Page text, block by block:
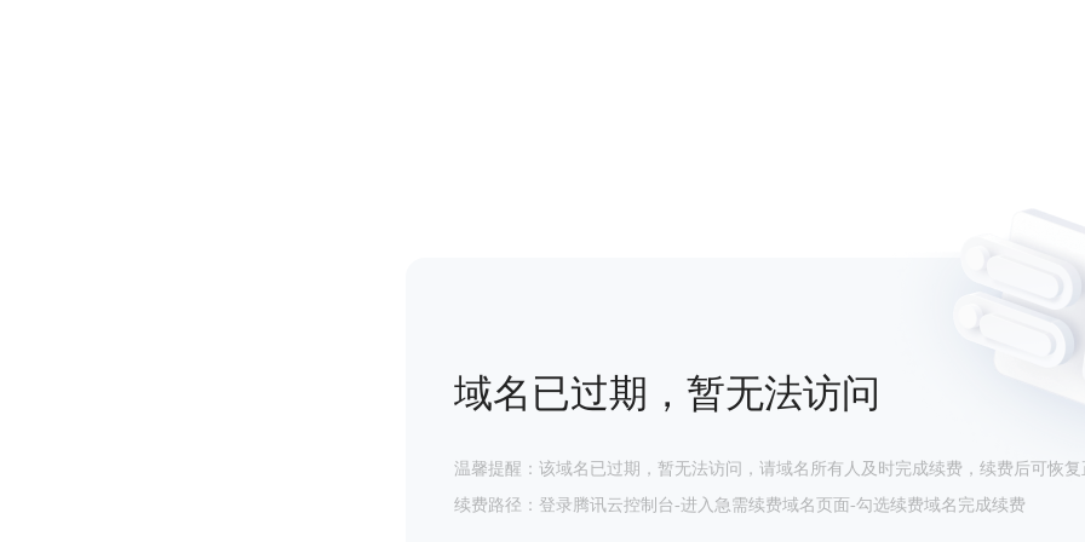
域名已过期，暂无法访问
温馨提醒：该域名已过期，暂无法访问，请域名所有人及时完成续费，续费后可恢复
续费路径：登录腾讯云控制台-进入急需续费域名页面-勾选续费域名完成续费